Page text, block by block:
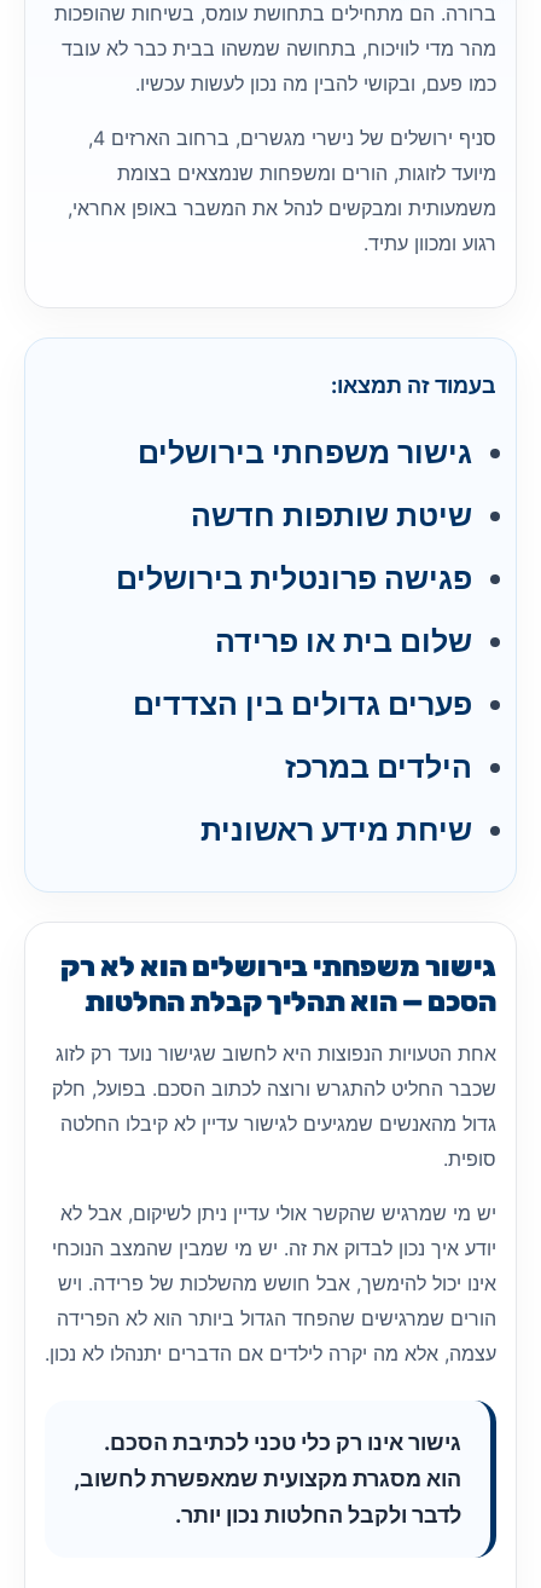
ברורה. הם מתחילים בתחושת עומס, בשיחות שהופכות
מהר מדי לוויכוח, בתחושה שמשהו בבית כבר לא עובד
כמו פעם, ובקושי להבין מה נכון לעשות עכשיו.
סניף ירושלים של נישרי מגשרים, ברחוב הארזים 4,
מיועד לזוגות, הורים ומשפחות שנמצאים בצומת
משמעותית ומבקשים לנהל את המשבר באופן אחראי,
רגוע ומכוון עתיד.
בעמוד זה תמצאו:
גישור משפחתי בירושלים
שיטת שותפות חדשה
פגישה פרונטלית בירושלים
שלום בית או פרידה
פערים גדולים בין הצדדים
הילדים במרכז
שיחת מידע ראשונית
גישור משפחתי בירושלים הוא לא רק
הסכם — הוא תהליך קבלת החלטות
אחת הטעויות הנפוצות היא לחשוב שגישור נועד רק לזוג
שכבר החליט להתגרש ורוצה לכתוב הסכם. בפועל, חלק
גדול מהאנשים שמגיעים לגישור עדיין לא קיבלו החלטה
סופית.
יש מי שמרגיש שהקשר אולי עדיין ניתן לשיקום, אבל לא
יודע איך נכון לבדוק את זה. יש מי שמבין שהמצב הנוכחי
אינו יכול להימשך, אבל חושש מהשלכות של פרידה. ויש
הורים שמרגישים שהפחד הגדול ביותר הוא לא הפרידה
עצמה, אלא מה יקרה לילדים אם הדברים יתנהלו לא נכון.
גישור אינו רק כלי טכני לכתיבת הסכם.
הוא מסגרת מקצועית שמאפשרת לחשוב,
לדבר ולקבל החלטות נכון יותר.